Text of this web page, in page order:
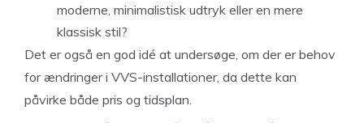
moderne, minimalistisk udtryk eller en mere
klassisk stil?
Det er også en god idé at undersøge, om der er behov
for ændringer i VVS-installationer, da dette kan
påvirke både pris og tidsplan.